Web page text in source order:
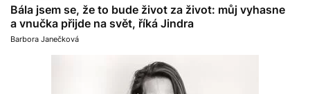
Bála jsem se, že to bude život za život: můj vyhasne
a vnučka přijde na svět, říká Jindra
Barbora Janečková